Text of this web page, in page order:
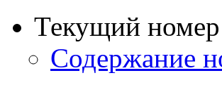
Текущий номер
Содержание